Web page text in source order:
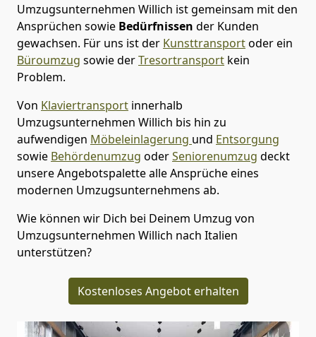
Umzugsunternehmen Willich ist gemeinsam mit den
Ansprüchen sowie Bedürfnissen der Kunden
gewachsen. Für uns ist der Kunsttransportoder ein
Büroumzug sowie derTresortransport kein
Problem.
Von Klaviertransport innerhalb
Umzugsunternehmen Willich bis hin zu
aufwendigen Möbeleinlagerung und Entsorgung
sowie Behördenumzug oderSeniorenumzug deckt
unsere Angebotspalette alle Ansprüche eines
modernen Umzugsunternehmens ab.
Wie können wir Dich bei Deinem Umzug von
Umzugsunternehmen Willich nach Italien
unterstützen?
Kostenloses Angebot erhalten